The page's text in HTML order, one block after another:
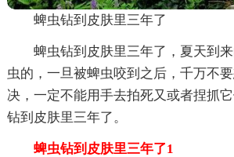
蜱虫钻到皮肤里三年了
蜱虫钻到皮肤里三年了，夏天到
虫的，一旦被蜱虫咬到之后，千万不
决，一定不能用手去拍死又或者捏抓
钻到皮肤里三年了。
蜱虫钻到皮肤里三年了1